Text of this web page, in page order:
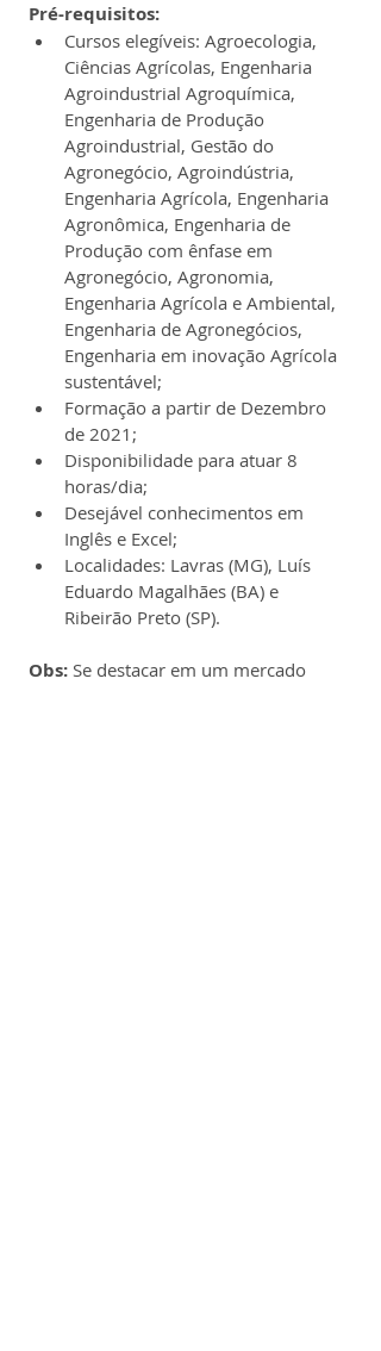
Pré-requisitos:
Cursos elegíveis: Agroecologia,
Ciências Agrícolas, Engenharia
Agroindustrial Agroquímica,
Engenharia de Produção
Agroindustrial, Gestão do
Agronegócio, Agroindústria,
Engenharia Agrícola, Engenharia
Agronômica, Engenharia de
Produção com ênfase em
Agronegócio, Agronomia,
Engenharia Agrícola e Ambiental,
Engenharia de Agronegócios,
Engenharia em inovação Agrícola
sustentável;
Formação a partir de Dezembro
de 2021;
Disponibilidade para atuar 8
horas/dia;
Desejável conhecimentos em
Inglês e Excel;
Localidades: Lavras (MG), Luís
Eduardo Magalhães (BA) e
Ribeirão Preto (SP).
Obs: Se destacar em um mercado